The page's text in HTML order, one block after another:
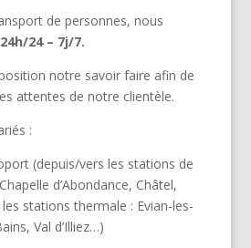
de personnes, nous
24h/24 – 7j/7.
notre savoir faire afin de
attentes de notre clientèle.
:
(depuis/vers les stations de
d’Abondance, Châtel,
stations thermale : Evian-les-
Val d’Illiez…)